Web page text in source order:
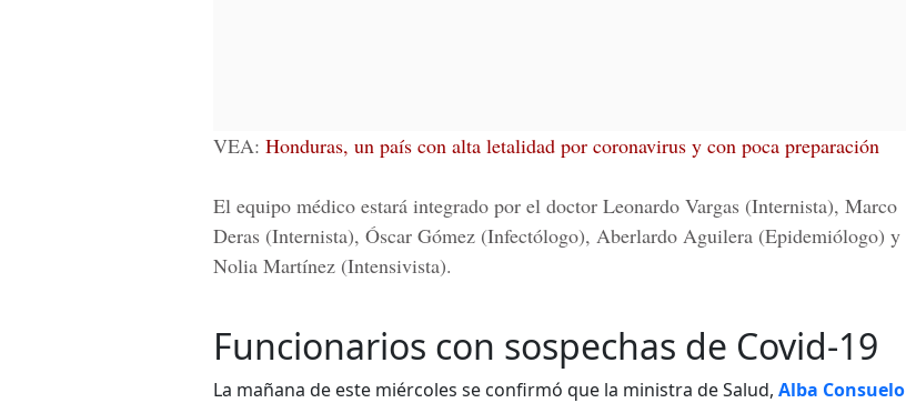
VEA: Honduras, un país con alta letalidad por coronavirus y con poca preparación
El equipo médico estará integrado por el doctor Leonardo Vargas (Internista), Marco
Deras (Internista), Óscar Gómez (Infectólogo), Aberlardo Aguilera (Epidemiólogo) y
Nolia Martínez (Intensivista).
Funcionarios con sospechas de Covid-19
La mañana de este miércoles se confirmó que la ministra de Salud, Alba Consuelo